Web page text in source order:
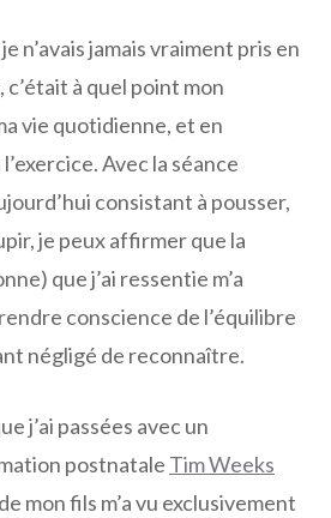
n’avais jamais vraiment pris en
à quel point mon
vie quotidienne, et en
Avec la séance
consistant à pousser,
je peux affirmer que la
que j’ai ressentie m’a
conscience de l’équilibre
négligé de reconnaître.
j’ai passées avec un
postnatale Tim Weeks
mon fils m’a vu exclusivement